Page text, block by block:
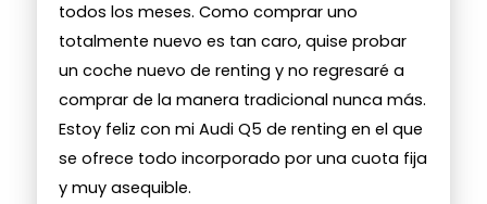
todos los meses. Como comprar uno
totalmente nuevo es tan caro, quise probar
un coche nuevo de renting y no regresaré a
comprar de la manera tradicional nunca más.
Estoy feliz con mi Audi Q5 de renting en el que
se ofrece todo incorporado por una cuota fija
y muy asequible.